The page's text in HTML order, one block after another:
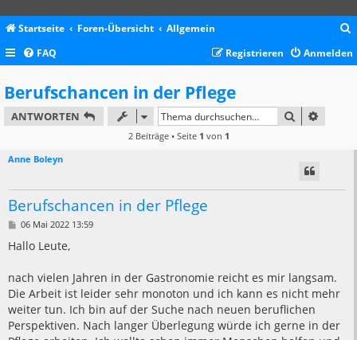
Startseite Foren-Übersicht Allgemein
c
FAQ Anmelden
Registrieren
Berufschancen in der Pflege
ANTWORTEN SUCHE
2 Beiträge • Seite 1 von 1
Anne Boleyn
Berufschancen in der Pflege
B
i
a
g
06 Mai 2022 13:59
Hallo Leute,
nach vielen Jahren in der Gastronomie reicht es mir langsam.
Die Arbeit ist leider sehr monoton und ich kann es nicht mehr
weiter tun. Ich bin auf der Suche nach neuen beruflichen
Perspektiven. Nach langer Überlegung würde ich gerne in der